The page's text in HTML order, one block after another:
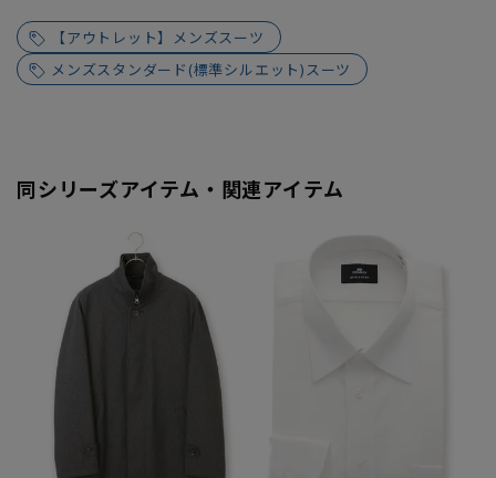
【アウトレット】メンズスーツ
メンズスタンダード(標準シルエット)スーツ
同シリーズアイテム・関連アイテム